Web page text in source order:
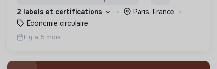
2 labels et certifications
Paris, France
Économie circulaire
Il y a 5 mois